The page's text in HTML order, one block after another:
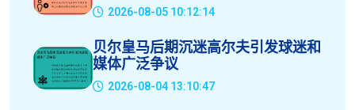
2026-08-05 10:12:14
贝尔皇马后期沉迷高尔夫引发球迷和
媒体广泛争议
2026-08-04 13:10:47